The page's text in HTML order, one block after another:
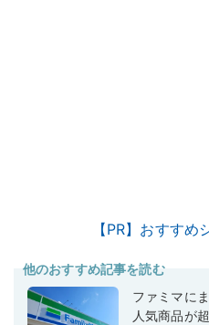
【PR】おすす
他のおすすめ記事を読む
ファミマに
人気商品が